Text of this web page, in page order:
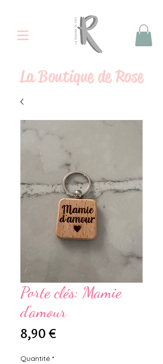
LaBoutique de Rose
Porte clés: Mamie
d'amour
8,90 €Prix
Quantité *